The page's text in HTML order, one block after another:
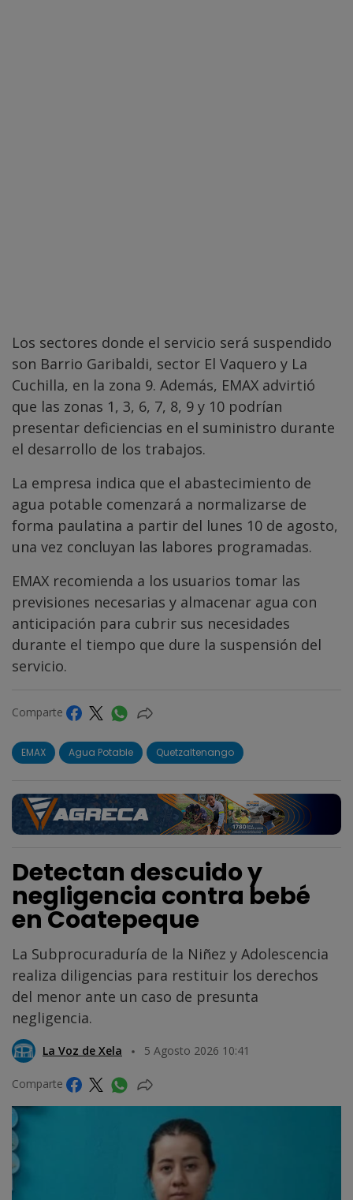
Los sectores donde el servicio será suspendido
son Barrio Garibaldi, sector El Vaquero y La
Cuchilla, en la zona 9. Además, EMAX advirtió
que las zonas 1, 3, 6, 7, 8, 9 y 10 podrían
presentar deficiencias en el suministro durante
el desarrollo de los trabajos.
La empresa indica que el abastecimiento de
agua potable comenzará a normalizarse de
forma paulatina a partir del lunes 10 de agosto,
una vez concluyan las labores programadas.
EMAX recomienda a los usuarios tomar las
previsiones necesarias y almacenar agua con
anticipación para cubrir sus necesidades
durante el tiempo que dure la suspensión del
servicio.
Comparte
EMAX Agua Potable Quetzaltenango
Detectan descuido y
negligencia contra bebé
en Coatepeque
La Subprocuraduría de la Niñez y Adolescencia
realiza diligencias para restituir los derechos
del menor ante un caso de presunta
negligencia.
La Voz de Xela 5 Agosto 2026 10:41
Comparte